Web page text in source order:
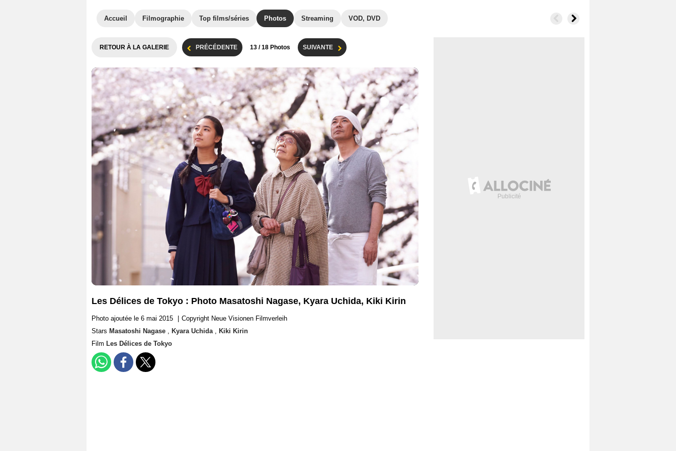
Accueil Filmographie Top films/séries Photos Streaming VOD, DVD
RETOUR À LA GALERIE PRÉCÉDENTE 13 / 18 Photos SUIVANTE
Les Délices de Tokyo : Photo Masatoshi Nagase, Kyara Uchida, Kiki Kirin
Photo ajoutée le 6 mai 2015
Copyright Neue Visionen Filmverleih
Stars Masatoshi Nagase , Kyara Uchida , Kiki Kirin
Film Les Délices de Tokyo